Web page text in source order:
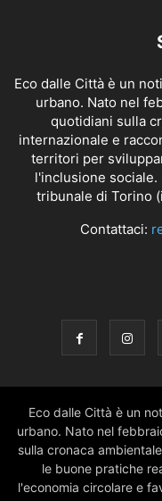
Eco dalle Città è un
urbano. Nato nel
quotidiani sulla
internazionale e
territori per
l'inclusione sociale.
tribunale di Torino
Contattaci:
Eco dalle Città è un
urbano. Nato nel
sulla cronaca
le buone pratiche
l'economia circolare e